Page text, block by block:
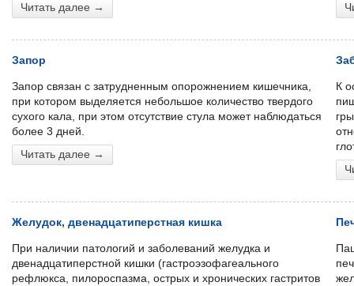
Читать далее →
Запор
Запор связан с затрудненным опорожнением кишечника,
при котором выделяется небольшое количество твердого
сухого кала, при этом отсутствие стула может наблюдаться
более 3 дней.
Читать далее →
К
Желудок, двенадцатиперстная кишка
При наличии патологий и заболеваний желудка и
двенадцатиперстной кишки (гастроэзофагеального
рефлюкса, пилороспазма, острых и хронических гастритов